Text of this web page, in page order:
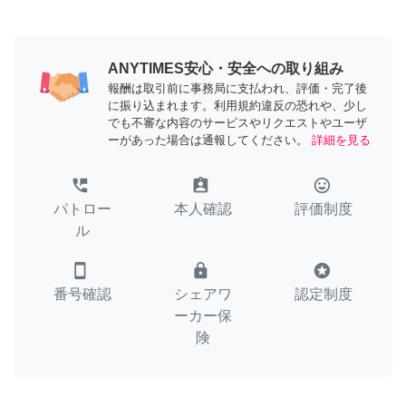
ANYTIMES安心・安全への取り組み
報酬は取引前に事務局に支払われ、評価・完了後
に振り込まれます。利用規約違反の恐れや、少し
でも不審な内容のサービスやリクエストやユーザ
ーがあった場合は通報してください。
詳細を見る
perm_phone_msg
パトロー
ル
assignment_ind
本人確認
tag_faces
評価制度
smartphone
番号確認
lock
シェアワ
ーカー保
険
stars
認定制度